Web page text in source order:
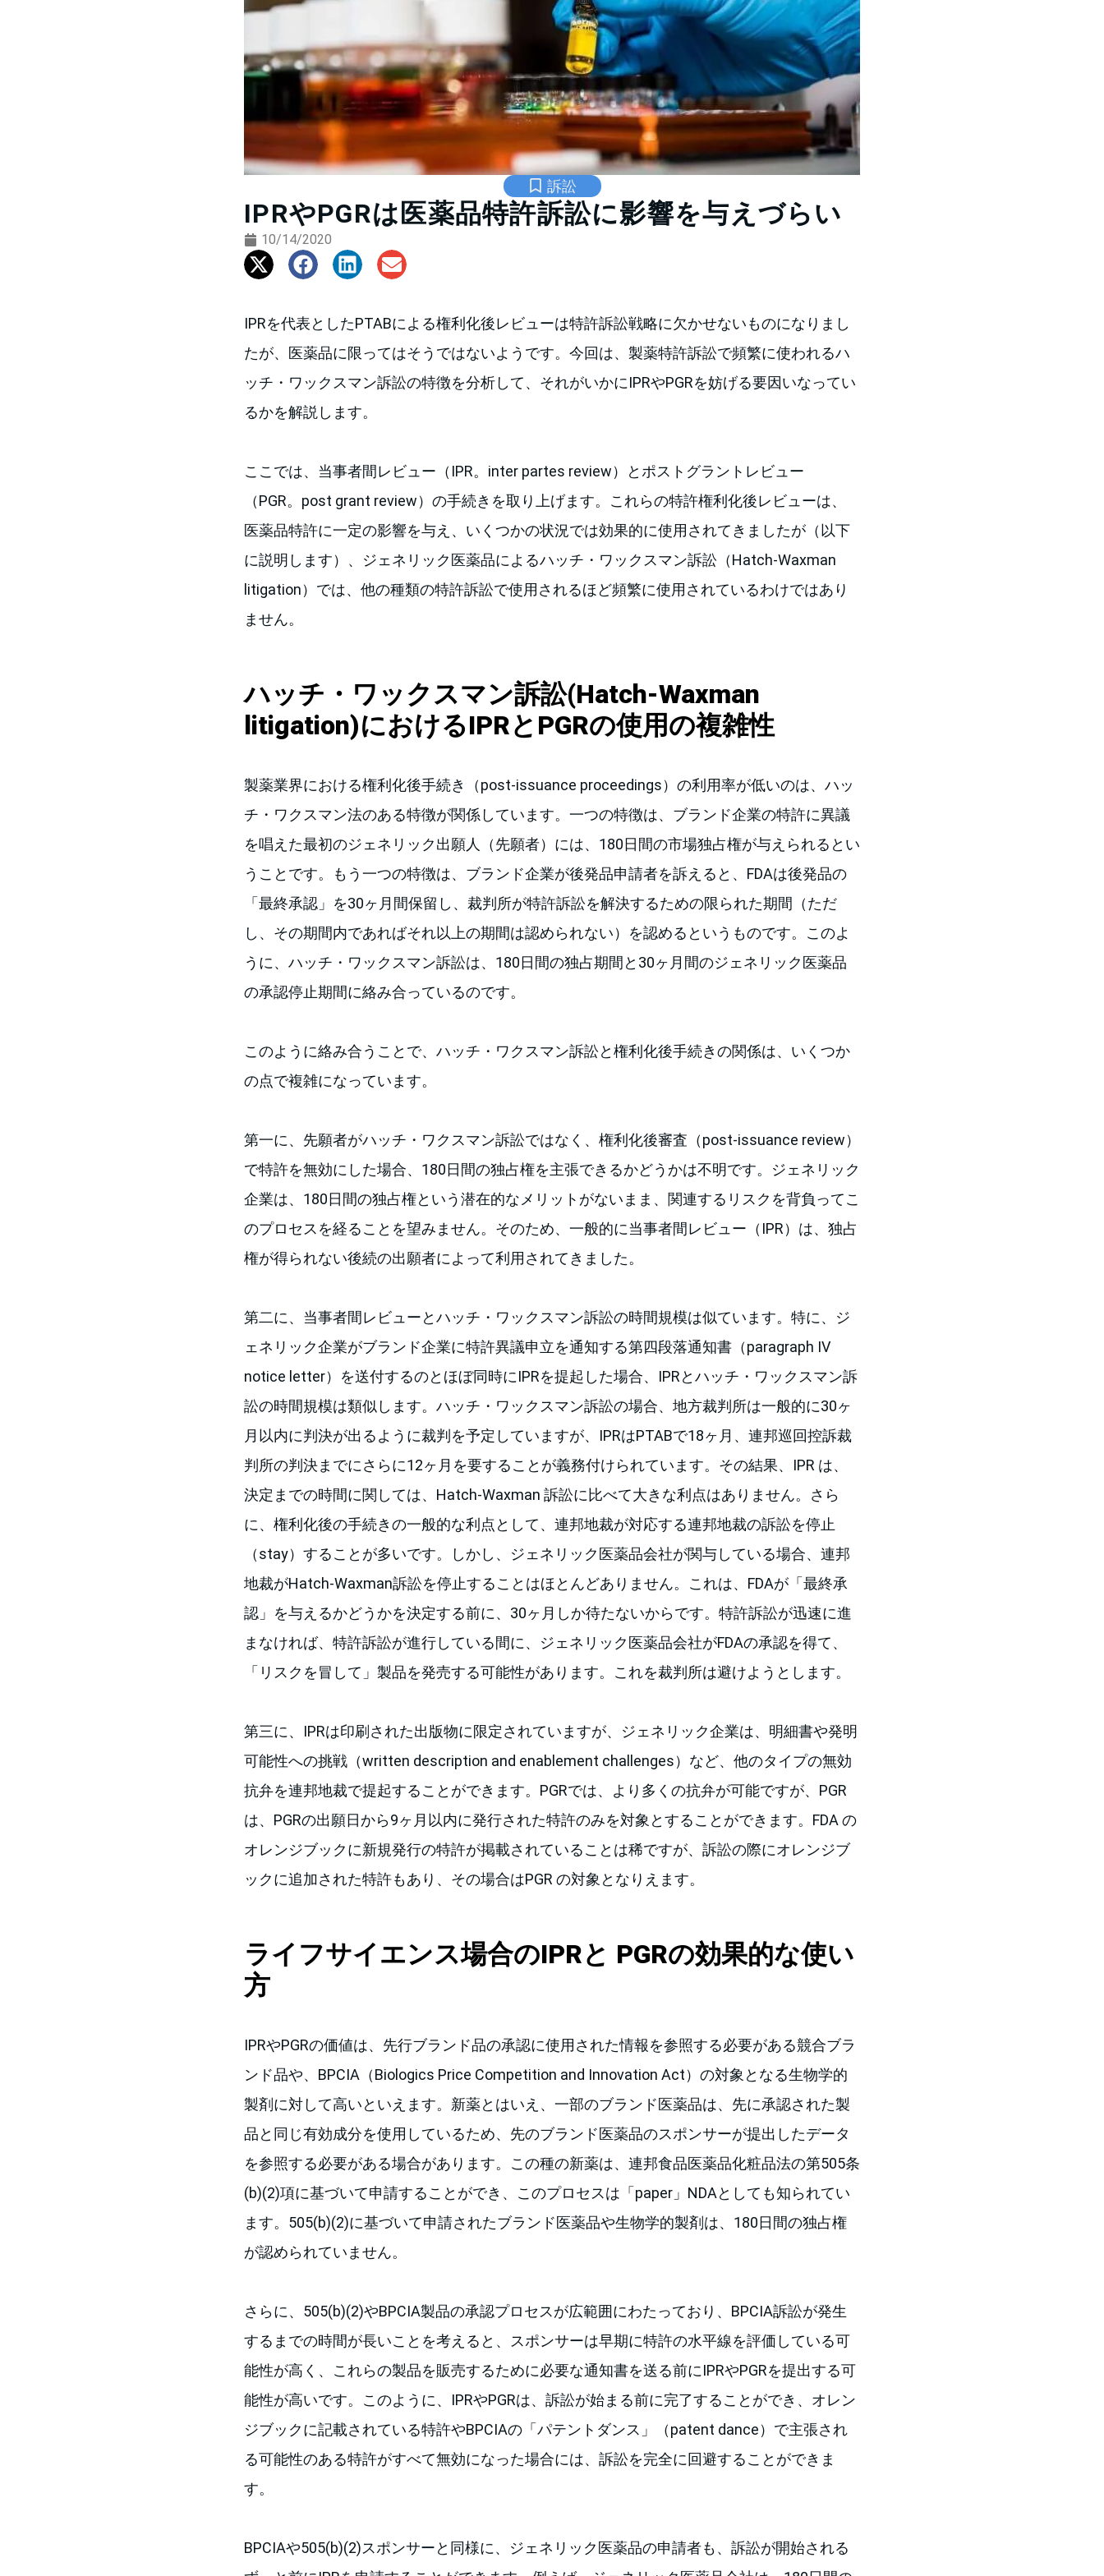
訴訟
IPRやPGRは医薬品特許訴訟に影響を与えづらい
10/14/2020
IPRを代表としたPTABによる権利化後レビューは特許訴訟戦略に欠かせないものになりまし
たが、医薬品に限ってはそうではないようです。今回は、製薬特許訴訟で頻繁に使われるハ
ッチ・ワックスマン訴訟の特徴を分析して、それがいかにIPRやPGRを妨げる要因いなってい
るかを解説します。
ここでは、当事者間レビュー（IPR。inter partes review）とポストグラントレビュー
（PGR。post grant review）の手続きを取り上げます。これらの特許権利化後レビューは、
医薬品特許に一定の影響を与え、いくつかの状況では効果的に使用されてきましたが（以下
に説明します）、ジェネリック医薬品によるハッチ・ワックスマン訴訟（Hatch-Waxman
litigation）では、他の種類の特許訴訟で使用されるほど頻繁に使用されているわけではあり
ません。
ハッチ・ワックスマン訴訟(Hatch-Waxman
litigation)におけるIPRとPGRの使用の複雑性
製薬業界における権利化後手続き（post-issuance proceedings）の利用率が低いのは、ハッ
チ・ワクスマン法のある特徴が関係しています。一つの特徴は、ブランド企業の特許に異議
を唱えた最初のジェネリック出願人（先願者）には、180日間の市場独占権が与えられるとい
うことです。もう一つの特徴は、ブランド企業が後発品申請者を訴えると、FDAは後発品の
「最終承認」を30ヶ月間保留し、裁判所が特許訴訟を解決するための限られた期間（ただ
し、その期間内であればそれ以上の期間は認められない）を認めるというものです。このよ
うに、ハッチ・ワックスマン訴訟は、180日間の独占期間と30ヶ月間のジェネリック医薬品
の承認停止期間に絡み合っているのです。
このように絡み合うことで、ハッチ・ワクスマン訴訟と権利化後手続きの関係は、いくつか
の点で複雑になっています。
第一に、先願者がハッチ・ワクスマン訴訟ではなく、権利化後審査（post-issuance review）
で特許を無効にした場合、180日間の独占権を主張できるかどうかは不明です。ジェネリック
企業は、180日間の独占権という潜在的なメリットがないまま、関連するリスクを背負ってこ
のプロセスを経ることを望みません。そのため、一般的に当事者間レビュー（IPR）は、独占
権が得られない後続の出願者によって利用されてきました。
第二に、当事者間レビューとハッチ・ワックスマン訴訟の時間規模は似ています。特に、ジ
ェネリック企業がブランド企業に特許異議申立を通知する第四段落通知書（paragraph IV
notice letter）を送付するのとほぼ同時にIPRを提起した場合、IPRとハッチ・ワックスマン訴
訟の時間規模は類似します。ハッチ・ワックスマン訴訟の場合、地方裁判所は一般的に30ヶ
月以内に判決が出るように裁判を予定していますが、IPRはPTABで18ヶ月、連邦巡回控訴裁
判所の判決までにさらに12ヶ月を要することが義務付けられています。その結果、IPR は、
決定までの時間に関しては、Hatch-Waxman 訴訟に比べて大きな利点はありません。さら
に、権利化後の手続きの一般的な利点として、連邦地裁が対応する連邦地裁の訴訟を停止
（stay）することが多いです。しかし、ジェネリック医薬品会社が関与している場合、連邦
地裁がHatch-Waxman訴訟を停止することはほとんどありません。これは、FDAが「最終承
認」を与えるかどうかを決定する前に、30ヶ月しか待たないからです。特許訴訟が迅速に進
まなければ、特許訴訟が進行している間に、ジェネリック医薬品会社がFDAの承認を得て、
「リスクを冒して」製品を発売する可能性があります。これを裁判所は避けようとします。
第三に、IPRは印刷された出版物に限定されていますが、ジェネリック企業は、明細書や発明
可能性への挑戦（written description and enablement challenges）など、他のタイプの無効
抗弁を連邦地裁で提起することができます。PGRでは、より多くの抗弁が可能ですが、PGR
は、PGRの出願日から9ヶ月以内に発行された特許のみを対象とすることができます。FDA の
オレンジブックに新規発行の特許が掲載されていることは稀ですが、訴訟の際にオレンジブ
ックに追加された特許もあり、その場合はPGR の対象となりえます。
ライフサイエンス場合のIPRと PGRの効果的な使い
方
IPRやPGRの価値は、先行ブランド品の承認に使用された情報を参照する必要がある競合ブラ
ンド品や、BPCIA（Biologics Price Competition and Innovation Act）の対象となる生物学的
製剤に対して高いといえます。新薬とはいえ、一部のブランド医薬品は、先に承認された製
品と同じ有効成分を使用しているため、先のブランド医薬品のスポンサーが提出したデータ
を参照する必要がある場合があります。この種の新薬は、連邦食品医薬品化粧品法の第505条
(b)(2)項に基づいて申請することができ、このプロセスは「paper」NDAとしても知られてい
ます。505(b)(2)に基づいて申請されたブランド医薬品や生物学的製剤は、180日間の独占権
が認められていません。
さらに、505(b)(2)やBPCIA製品の承認プロセスが広範囲にわたっており、BPCIA訴訟が発生
するまでの時間が長いことを考えると、スポンサーは早期に特許の水平線を評価している可
能性が高く、これらの製品を販売するために必要な通知書を送る前にIPRやPGRを提出する可
能性が高いです。このように、IPRやPGRは、訴訟が始まる前に完了することができ、オレン
ジブックに記載されている特許やBPCIAの「パテントダンス」（patent dance）で主張され
る可能性のある特許がすべて無効になった場合には、訴訟を完全に回避することができま
す。
BPCIAや505(b)(2)スポンサーと同様に、ジェネリック医薬品の申請者も、訴訟が開始される